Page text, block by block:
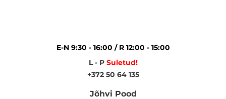
E-N 9:30 - 16:00 / R 12:00 - 15:00
L - P Suletud!
+372 50 64 135
Jõhvi Pood